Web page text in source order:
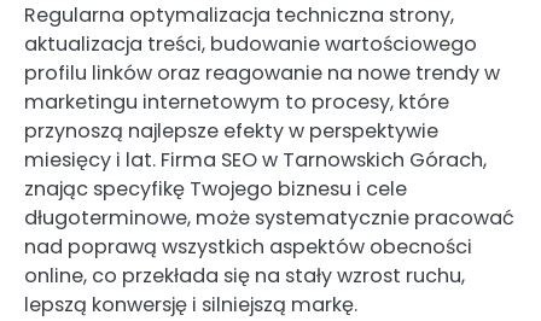
Regularna optymalizacja techniczna strony,
aktualizacja treści, budowanie wartościowego
profilu linków oraz reagowanie na nowe trendy w
marketingu internetowym to procesy, które
przynoszą najlepsze efekty w perspektywie
miesięcy i lat. Firma SEO w Tarnowskich Górach,
znając specyfikę Twojego biznesu i cele
długoterminowe, może systematycznie pracować
nad poprawą wszystkich aspektów obecności
online, co przekłada się na stały wzrost ruchu,
lepszą konwersję i silniejszą markę.